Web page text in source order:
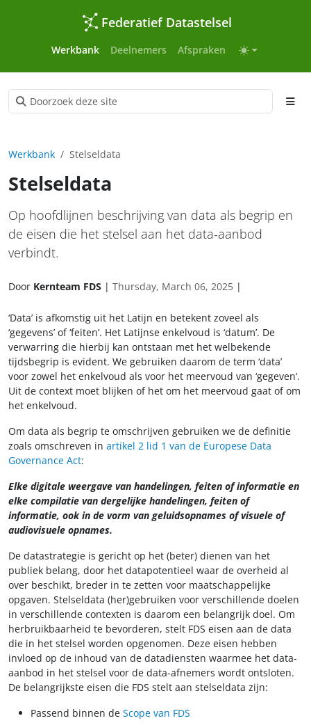
Federatief Datastelsel
Werkbank Deelnemers Afspraken
Werkbank Stelseldata
Stelseldata
Op hoofdlijnen beschrijving van data als begrip en
de eisen die het stelsel aan het data-aanbod
verbindt.
Door Kernteam FDS | Thursday, March 06, 2025 |
‘Data’ is afkomstig uit het Latijn en betekent zoveel als
‘gegevens’ of ‘feiten’. Het Latijnse enkelvoud is ‘datum’. De
verwarring die hierbij kan ontstaan met het welbekende
tijdsbegrip is evident. We gebruiken daarom de term ‘data’
voor zowel het enkelvoud als voor het meervoud van ‘gegeven’.
Uit de context moet blijken of het om het meervoud gaat of om
het enkelvoud.
Om data als begrip te omschrijven gebruiken we de definitie
zoals omschreven in artikel 2 lid 1 van de Europese Data
Governance Act:
Elke digitale weergave van handelingen, feiten of informatie en
elke compilatie van dergelijke handelingen, feiten of
informatie, ook in de vorm van geluidsopnames of visuele of
audiovisuele opnames.
De datastrategie is gericht op het (beter) dienen van het
publiek belang, door het datapotentieel waar de overheid al
over beschikt, breder in te zetten voor maatschappelijke
opgaven. Stelseldata (her)gebruiken voor verschillende doelen
in verschillende contexten is daarom een belangrijk doel. Om
herbruikbaarheid te bevorderen, stelt FDS eisen aan de data
die in het stelsel worden opgenomen. Deze eisen hebben
invloed op de inhoud van de datadiensten waarmee het data-
aanbod in het stelsel voor de data-afnemers wordt ontsloten.
De belangrijkste eisen die FDS stelt aan stelseldata zijn:
Passend binnen de Scope van FDS